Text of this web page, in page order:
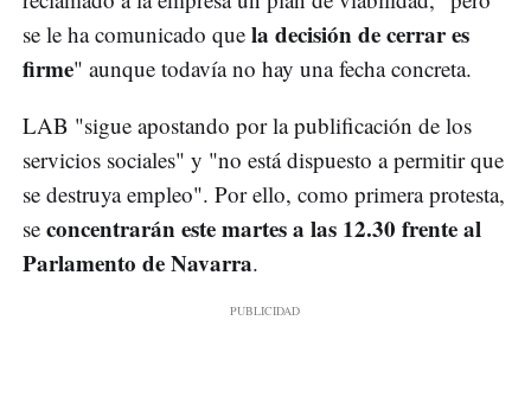
se le ha comunicado que la decisión de cerrar es
firme" aunque todavía no hay una fecha concreta.
LAB "sigue apostando por la publificación de los
servicios sociales" y "no está dispuesto a permitir que
se destruya empleo". Por ello, como primera protesta,
se concentrarán este martes a las 12.30 frente al
Parlamento de Navarra.